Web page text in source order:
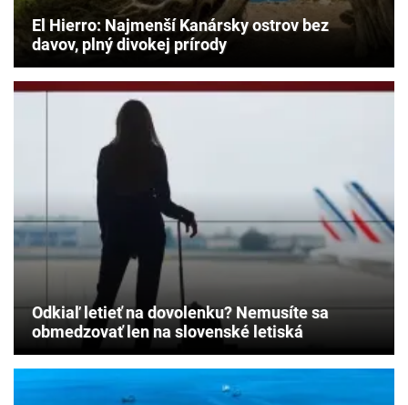
El Hierro: Najmenší Kanársky ostrov bez
davov, plný divokej prírody
Odkiaľ letieť na dovolenku? Nemusíte sa
obmedzovať len na slovenské letiská